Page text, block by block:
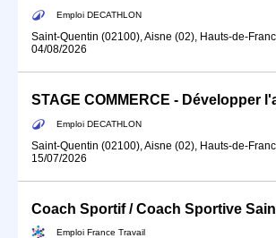
Emploi DECATHLON
Saint-Quentin (02100), Aisne (02), Hauts-de-
04/08/2026
Emploi DECATHLON
Saint-Quentin (02100), Aisne (02), Hauts-de-
15/07/2026
Emploi France Travail